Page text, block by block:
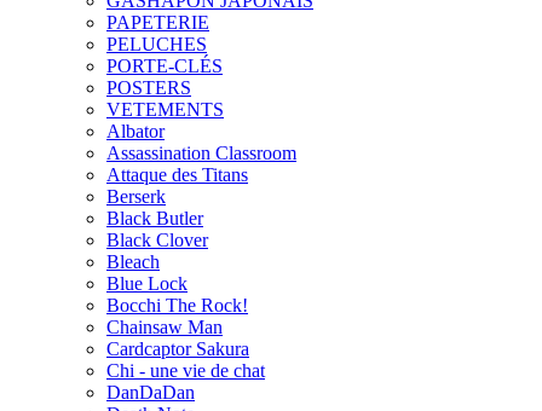
PAPETERIE
PELUCHES
PORTE-CLÉS
POSTERS
VETEMENTS
Albator
Assassination Classroom
Attaque des Titans
Berserk
Black Butler
Black Clover
Bleach
Blue Lock
Bocchi The Rock!
Chainsaw Man
Cardcaptor Sakura
Chi - une vie de chat
DanDaDan